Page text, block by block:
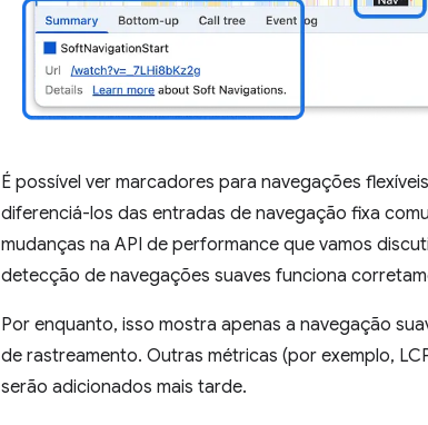
É possível ver marcadores para navegações
diferenciá-los das entradas de navegação fixa
mudanças na API de performance que vamos
detecção de navegações suaves funciona
Por enquanto, isso mostra apenas a navegação
de rastreamento. Outras métricas (por exemplo,
serão adicionados mais tarde.